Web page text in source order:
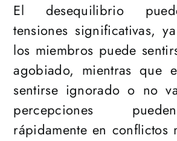
El desequilibrio
tensiones significativas,
los miembros puede
agobiado, mientras que
sentirse ignorado o no
percepciones
rápidamente en conflictos